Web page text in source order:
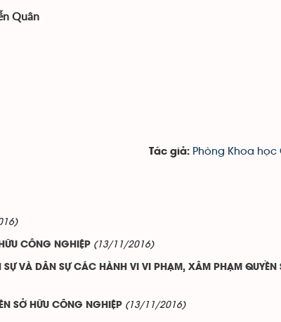
Quân
Tác giả: Phòng Khoa học
CÔNG NGHIỆP (13/11/2016)
VÀ DÂN SỰ CÁC HÀNH VI VI PHẠM, XÂM PHẠM QUYỀN
SỞ HỮU CÔNG NGHIỆP (13/11/2016)